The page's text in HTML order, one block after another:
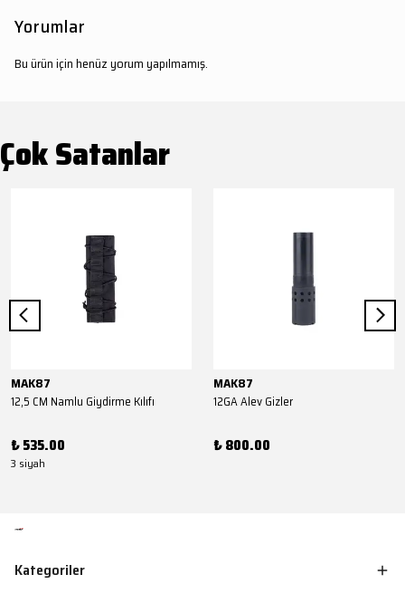
Yorumlar
Bu ürün için henüz yorum yapılmamış.
Çok Satanlar
MAK87
12,5 CM Namlu Giydirme Kılıfı
₺ 535.00
3 siyah
MAK87
12GA Alev Gizler
₺ 800.00
Kategoriler